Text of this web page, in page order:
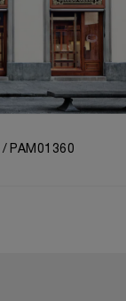
PAM01360